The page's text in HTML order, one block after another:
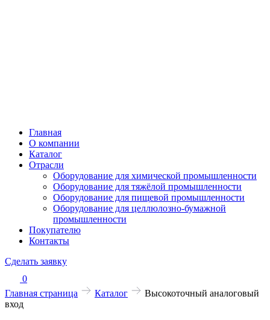
Главная
О компании
Каталог
Отрасли
Оборудование для химической промышленности
Оборудование для тяжёлой промышленности
Оборудование для пищевой промышленности
Оборудование для целлюлозно-бумажной
промышленности
Покупателю
Контакты
Сделать заявку
0
Главная страница
Каталог
Высокоточный аналоговый
вход